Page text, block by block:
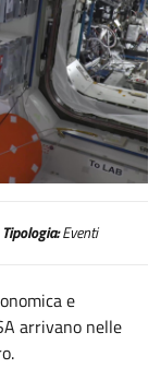
cucina-spaziale-per-
Tipologia:Eventi
e
arrivano nelle